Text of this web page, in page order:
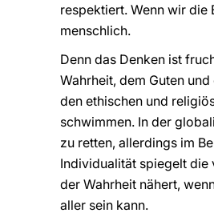
respektiert. Wenn wir die
menschlich.
Denn das Denken ist
Wahrheit, dem Guten
den ethischen und
schwimmen. In der
zu retten, allerdings im
Individualität spiegelt die
der Wahrheit nähert,
aller sein kann.